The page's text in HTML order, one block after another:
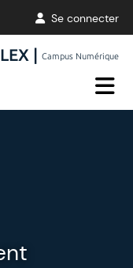
Se connecter
|Campus Numérique